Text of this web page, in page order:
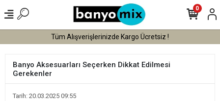
Tüm Alışverişlerinizde Kargo Ücretsiz !
0
Banyo Aksesuarları Seçerken Dikkat Edilmesi
Gerekenler
Tarih: 20.03.2025 09:55